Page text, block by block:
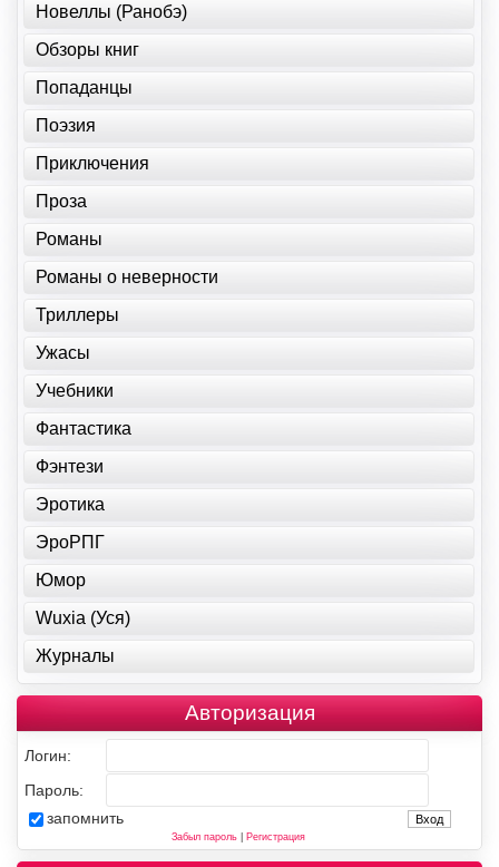
Новеллы (Ранобэ)
Обзоры книг
Попаданцы
Поэзия
Приключения
Проза
Романы
Романы о неверности
Триллеры
Ужасы
Учебники
Фантастика
Фэнтези
Эротика
ЭроРПГ
Юмор
Wuxia (Уся)
Журналы
Авторизация
Логин:
Пароль:
запомнить
Забыл пароль| Регистрация